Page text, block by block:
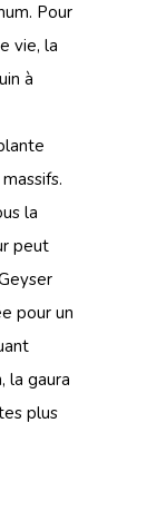
Pour
vie, la
à
la
peut
pour un
la gaura
plus